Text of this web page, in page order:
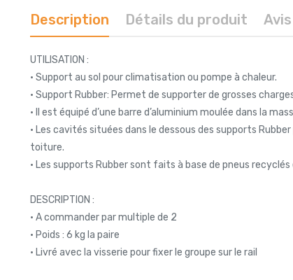
Description Détails du produit
UTILISATION :
• Support au sol pour climatisation ou pompe à chaleur.
• Support Rubber: Permet de supporter de grosses
• Il est équipé d’une barre d’aluminium moulée dans la
• Les cavités situées dans le dessous des supports
toiture.
• Les supports Rubber sont faits à base de pneus
DESCRIPTION :
• A commander par multiple de 2
• Poids : 6 kg la paire
• Livré avec la visserie pour fixer le groupe sur le rail